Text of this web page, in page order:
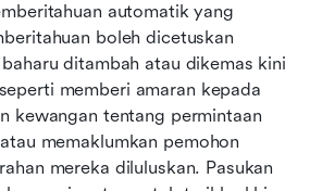
automatik yang
boleh dicetuskan
ditambah atau dikemas kini
memberi amaran kepada
kewangan tentang permintaan
memaklumkan pemohon
mereka diluluskan. Pasukan